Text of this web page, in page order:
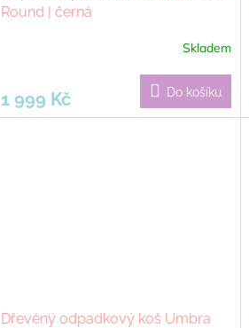
Round | černá
Skladem
1 999 Kč Do košíku
Dřevěný odpadkový koš Umbra